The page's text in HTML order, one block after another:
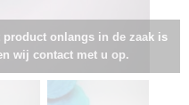
product onlangs in de zaak is
wij contact met u op.